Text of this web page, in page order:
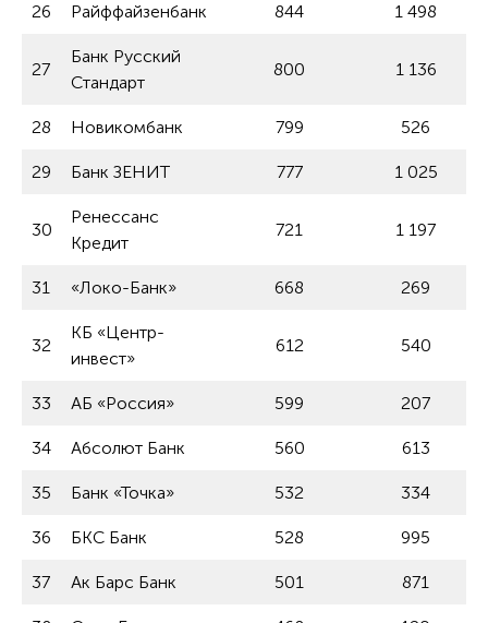
26 Райффайзенбанк 844 1 498
27
Банк Русский
Стандарт
800 1 136
28 Новикомбанк 799 526
29 Банк ЗЕНИТ 777 1 025
30
Ренессанс
Кредит
721 1 197
31 «Локо-Банк» 668 269
32
КБ «Центр-
инвест»
612 540
33 АБ «Россия» 599 207
34 Абсолют Банк 560 613
35 Банк «Точка» 532 334
36 БКС Банк 528 995
37 Ак Барс Банк 501 871